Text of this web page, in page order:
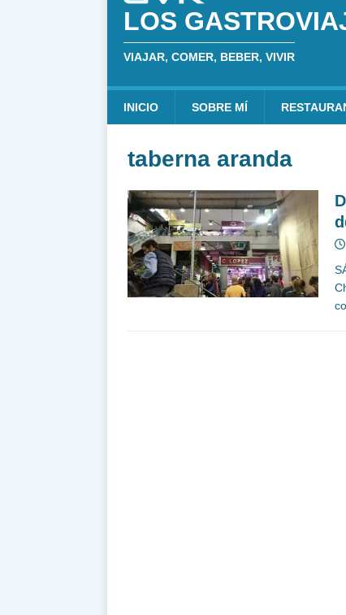
LOS
VIAJAR, COMER, BEBER, VIVIR
INICIO SOBRE MÍ
taberna aranda